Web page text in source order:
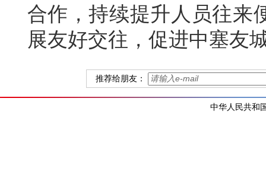
合作，持续提升人员往来
展友好交往，促进中塞友
推荐给朋友：
中华人民共和